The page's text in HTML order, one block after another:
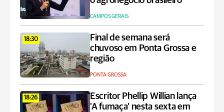
CAMPOS GERAIS
18:30
Final de semana será
chuvoso em Ponta Grossa e
região
PONTA GROSSA
18:26
Escritor Phellip Willian lança
'A fumaça' nesta sexta em